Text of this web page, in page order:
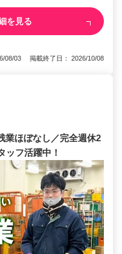
を見る
08/03 掲載終了日： 2026/10/08
業ほぼなし／完全週休2
ッフ活躍中！